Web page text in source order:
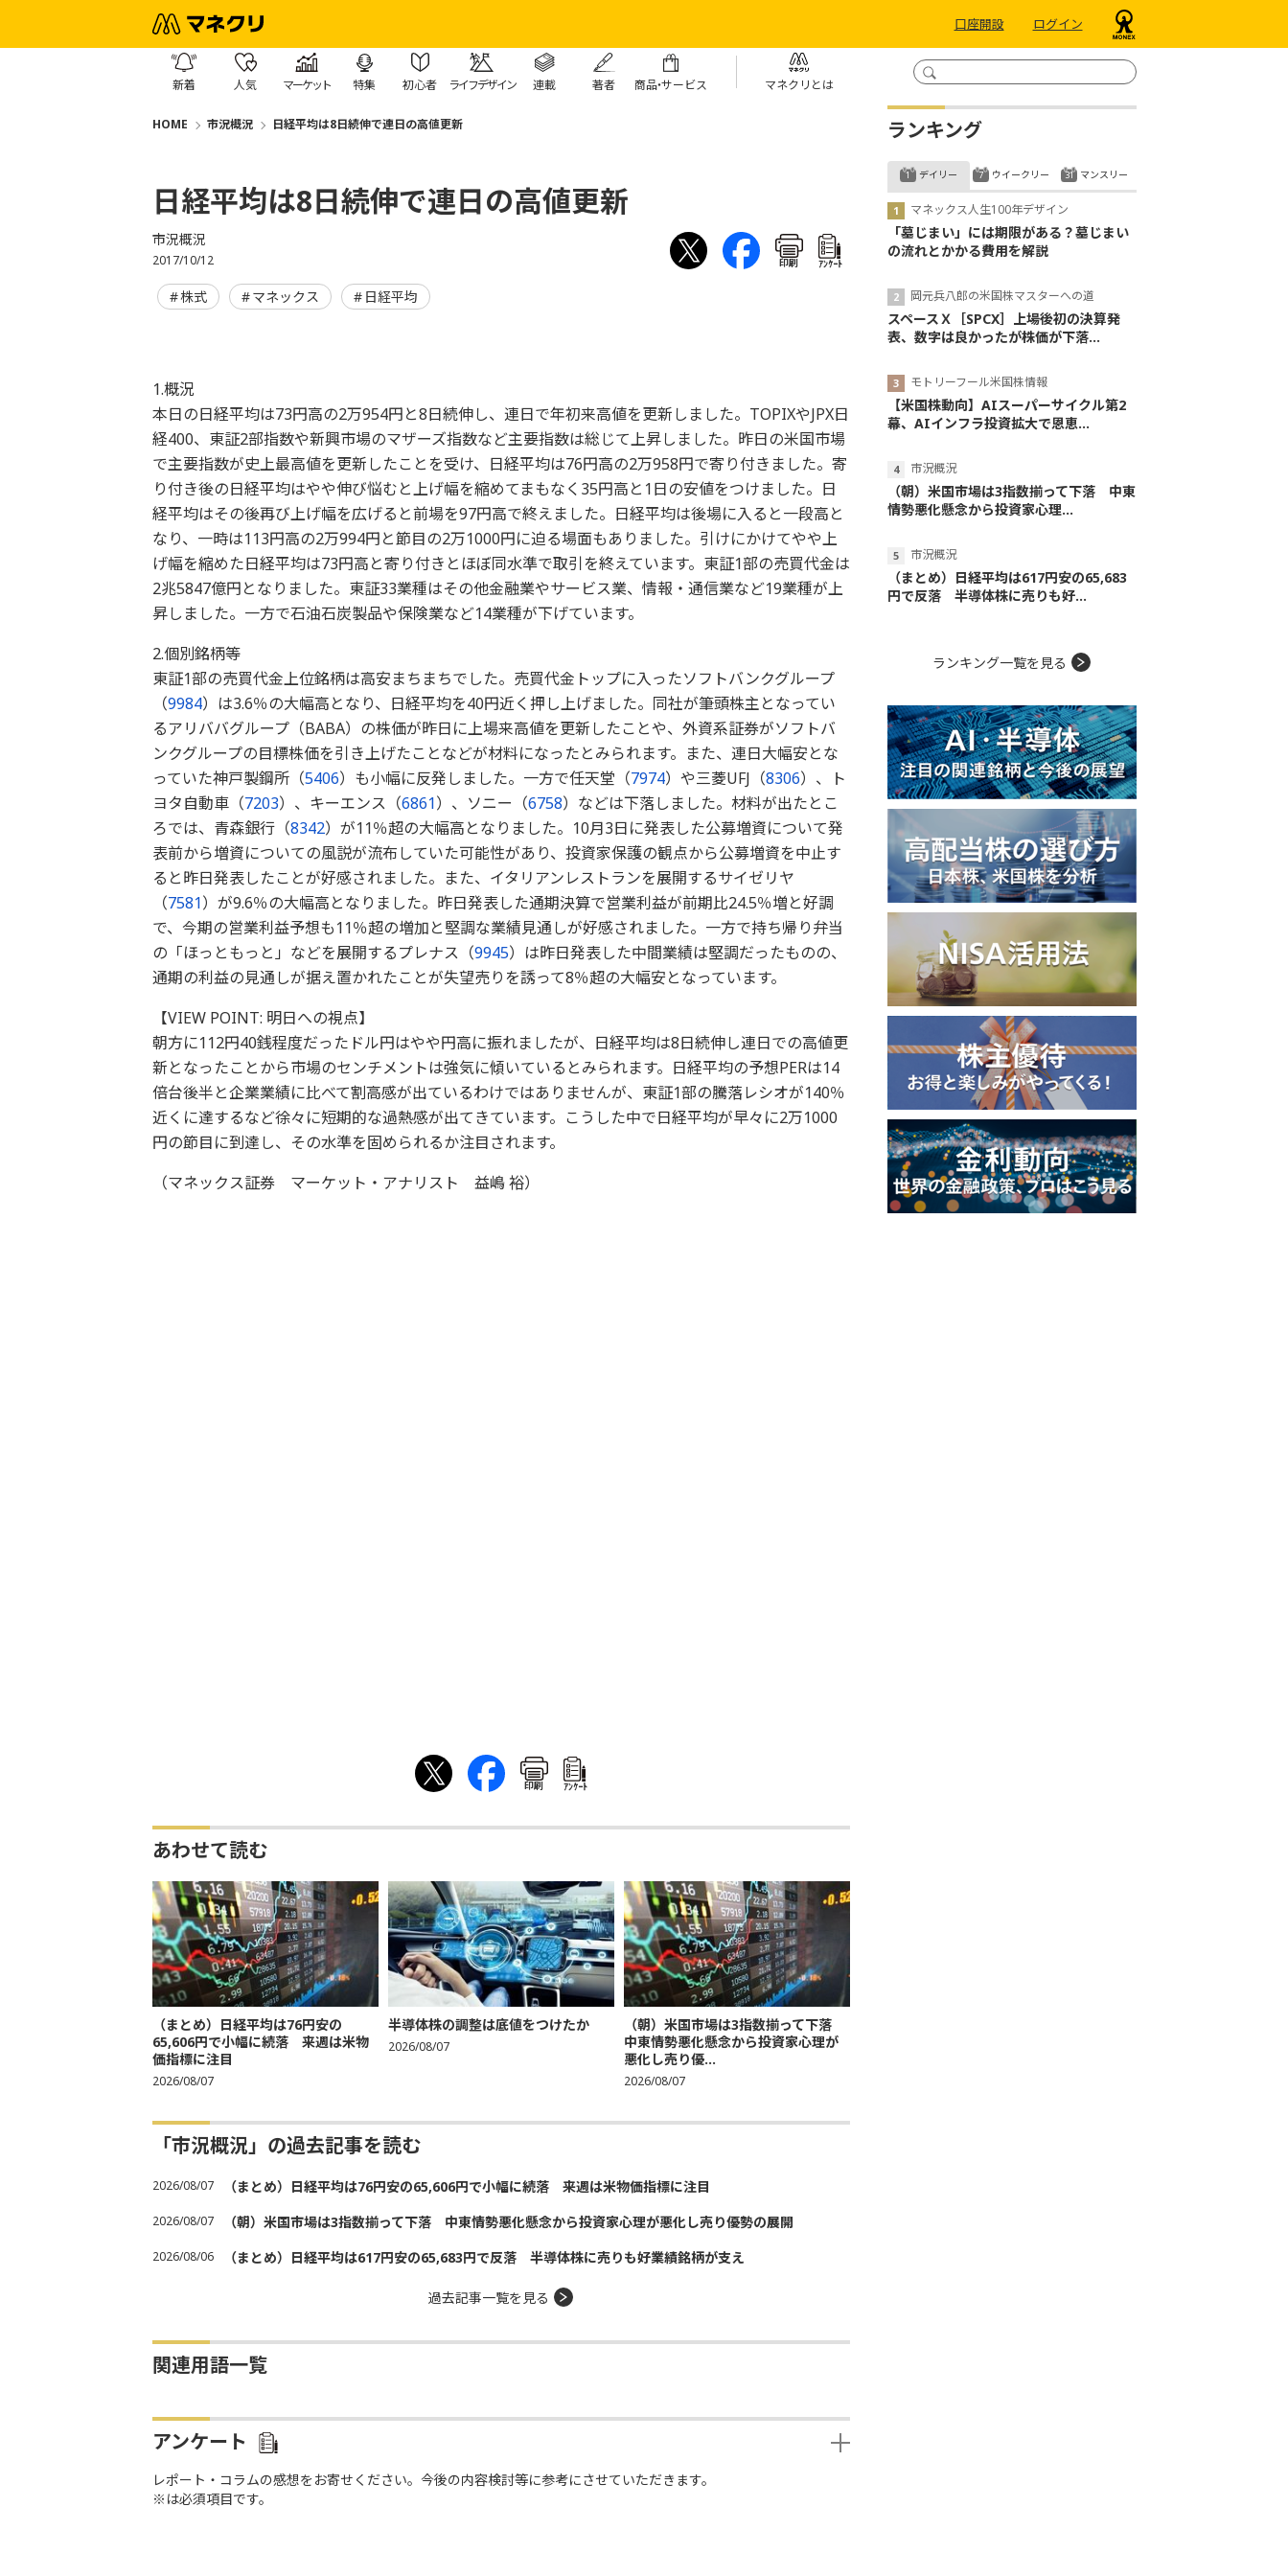
口座開設 ログイン
新着 人気 マーケット 特集 初心者 ライフデザイン 連載 著者 商品・サービス マネクリとは
HOME 市況概況 日経平均は8日続伸で連日の高値更新
日経平均は8日続伸で連日の高値更新
市況概況
2017/10/12 印刷 ｱﾝｹｰﾄ
株式 マネックス 日経平均
1.概況
本日の日経平均は73円高の2万954円と8日続伸し、連日で年初来高値を更新しました。TOPIXやJPX日
経400、東証2部指数や新興市場のマザーズ指数など主要指数は総じて上昇しました。昨日の米国市場
で主要指数が史上最高値を更新したことを受け、日経平均は76円高の2万958円で寄り付きました。寄
り付き後の日経平均はやや伸び悩むと上げ幅を縮めてまもなく35円高と1日の安値をつけました。日
経平均はその後再び上げ幅を広げると前場を97円高で終えました。日経平均は後場に入ると一段高と
なり、一時は113円高の2万994円と節目の2万1000円に迫る場面もありました。引けにかけてやや上
げ幅を縮めた日経平均は73円高と寄り付きとほぼ同水準で取引を終えています。東証1部の売買代金は
2兆5847億円となりました。東証33業種はその他金融業やサービス業、情報・通信業など19業種が上
昇しました。一方で石油石炭製品や保険業など14業種が下げています。
2.個別銘柄等
東証1部の売買代金上位銘柄は高安まちまちでした。売買代金トップに入ったソフトバンクグループ
（9984）は3.6％の大幅高となり、日経平均を40円近く押し上げました。同社が筆頭株主となってい
るアリババグループ（BABA）の株価が昨日に上場来高値を更新したことや、外資系証券がソフトバ
ンクグループの目標株価を引き上げたことなどが材料になったとみられます。また、連日大幅安とな
っていた神戸製鋼所（5406）も小幅に反発しました。一方で任天堂（7974）や三菱UFJ（8306）、ト
ヨタ自動車（7203）、キーエンス（6861）、ソニー（6758）などは下落しました。材料が出たとこ
ろでは、青森銀行（8342）が11％超の大幅高となりました。10月3日に発表した公募増資について発
表前から増資についての風説が流布していた可能性があり、投資家保護の観点から公募増資を中止す
ると昨日発表したことが好感されました。また、イタリアンレストランを展開するサイゼリヤ
（7581）が9.6％の大幅高となりました。昨日発表した通期決算で営業利益が前期比24.5％増と好調
で、今期の営業利益予想も11％超の増加と堅調な業績見通しが好感されました。一方で持ち帰り弁当
の「ほっともっと」などを展開するプレナス（9945）は昨日発表した中間業績は堅調だったものの、
通期の利益の見通しが据え置かれたことが失望売りを誘って8％超の大幅安となっています。
【VIEW POINT: 明日への視点】
朝方に112円40銭程度だったドル円はやや円高に振れましたが、日経平均は8日続伸し連日での高値更
新となったことから市場のセンチメントは強気に傾いているとみられます。日経平均の予想PERは14
倍台後半と企業業績に比べて割高感が出ているわけではありませんが、東証1部の騰落レシオが140％
近くに達するなど徐々に短期的な過熱感が出てきています。こうした中で日経平均が早々に2万1000
円の節目に到達し、その水準を固められるか注目されます。
（マネックス証券 マーケット・アナリスト 益嶋 裕）
印刷 ｱﾝｹｰﾄ
あわせて読む
（まとめ）日経平均は76円安の
65,606円で小幅に続落 来週は米物
価指標に注目
2026/08/07
半導体株の調整は底値をつけたか
2026/08/07
（朝）米国市場は3指数揃って下落
中東情勢悪化懸念から投資家心理が
悪化し売り優...
2026/08/07
「市況概況」の過去記事を読む
2026/08/07 （まとめ）日経平均は76円安の65,606円で小幅に続落 来週は米物価指標に注目
2026/08/07 （朝）米国市場は3指数揃って下落 中東情勢悪化懸念から投資家心理が悪化し売り優勢の展開
2026/08/06 （まとめ）日経平均は617円安の65,683円で反落 半導体株に売りも好業績銘柄が支え
過去記事一覧を見る
関連用語一覧
アンケート
レポート・コラムの感想をお寄せください。今後の内容検討等に参考にさせていただきます。
※は必須項目です。
ランキング
デイリー
マネックス人生100年デザイン
「墓じまい」には期限がある？墓じまい
の流れとかかる費用を解説
岡元兵八郎の米国株マスターへの道
スペースＸ［SPCX］上場後初の決算発
表、数字は良かったが株価が下落...
モトリーフール米国株情報
【米国株動向】AIスーパーサイクル第2
幕、AIインフラ投資拡大で恩恵...
市況概況
（朝）米国市場は3指数揃って下落 中東
情勢悪化懸念から投資家心理...
市況概況
（まとめ）日経平均は617円安の65,683
円で反落 半導体株に売りも好...
ウイークリー マンスリー
ランキング一覧を見る